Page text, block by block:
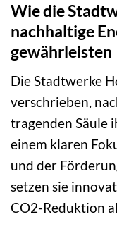
Wie die
nachhaltige
gewährleisten
Die Stadtwerke
verschrieben,
tragenden Säule
einem klaren
und der
setzen sie
CO2-Reduktion